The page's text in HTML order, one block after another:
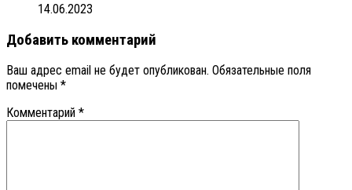
14.06.2023
Добавить комментарий
Ваш адрес email не будет опубликован. Обязательные поля
помечены *
Комментарий *